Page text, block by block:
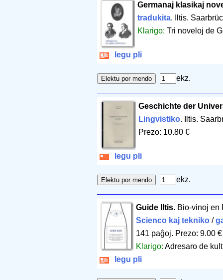
Germanaj klasikaj
tradukita. Iltis.
Klarigo: Tri noveloj de
legu pli
ekz.
Geschichte der
Lingvistiko. Iltis.
Prezo: 10.80 €
legu pli
ekz.
Guide Iltis. Bio-vinoj en
Scienco kaj tekniko /
141 paĝoj. Prezo: 9.00 €
Klarigo:Adresaro de
legu pli